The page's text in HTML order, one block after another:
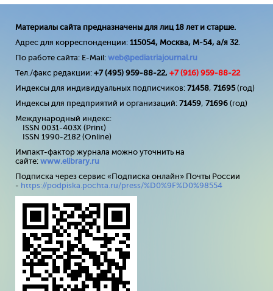
Материалы сайта предназначены для лиц 18 лет и старше.
Адрес для корреспонденции: 115054, Москва, М-54, а/я 32.
По работе сайта: E-Mail: web@pediatriajournal.ru
Тел./факс редакции: +7 (495) 959-88-22, +7 (916) 959-88-22
Индексы для индивидуальных подписчиков: 71458, 71695(год)
Индексы для предприятий и организаций: 71459, 71696 (год)
Международный индекс:
ISSN 0031-403X (Print)
ISSN 1990-2182 (Online)
Импакт-фактор журнала можно уточнить на
сайте: www.elibrary.ru
Подписка через сервис «Подписка онлайн» Почты России
- https://podpiska.pochta.ru/press/%D0%9F%D0%98554